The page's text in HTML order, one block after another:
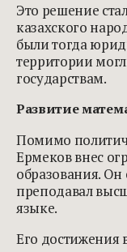
Это решение
казахского
были тогда
территории
государствам.
Развитие
Помимо
Ермеков внес
образования.
преподавал
языке.
Его достижения